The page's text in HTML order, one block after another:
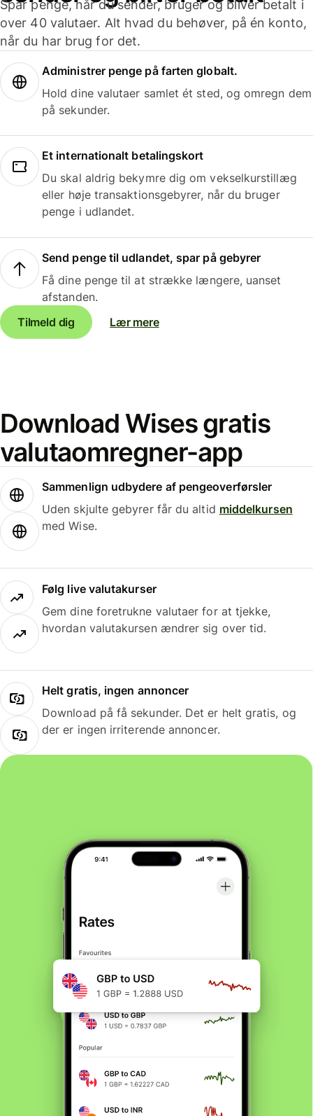
Spar penge, når du sender, bruger og bliver betalt i
over 40 valutaer. Alt hvad du behøver, på én konto,
når du har brug for det.
Administrer penge på farten globalt.
Hold dine valutaer samlet ét sted, og omregn dem
på sekunder.
Et internationalt betalingskort
Du skal aldrig bekymre dig om vekselkurstillæg
eller høje transaktionsgebyrer, når du bruger
penge i udlandet.
Send penge til udlandet, spar på gebyrer
Få dine penge til at strække længere, uanset
afstanden.
Tilmeld dig
Lær mere
Download Wises gratis
valutaomregner-app
Sammenlign udbydere af pengeoverførsler
Uden skjulte gebyrer får du altid middelkursen
med Wise.
Følg live valutakurser
Gem dine foretrukne valutaer for at tjekke,
hvordan valutakursen ændrer sig over tid.
Helt gratis, ingen annoncer
Download på få sekunder. Det er helt gratis, og
der er ingen irriterende annoncer.